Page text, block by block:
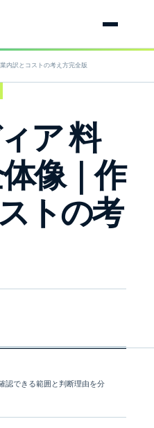
内訳とコストの考え方完全版
ア 料
像｜作
トの考
認できる範囲と判断理由を分